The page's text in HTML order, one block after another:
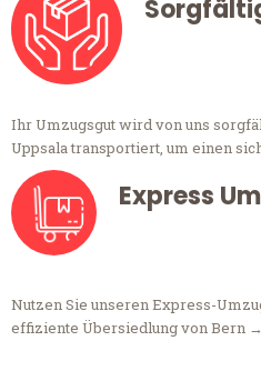
Ihr Umzugsgut wird von uns
Uppsala transportiert, um einen
Express
Nutzen Sie unseren Express-
effiziente Übersiedlung von Bern